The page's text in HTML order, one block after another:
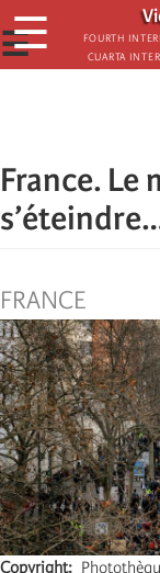
Skip
to
main
Fourth
Cuarta
☰
☰
France. Le
FRANCE
Copyright